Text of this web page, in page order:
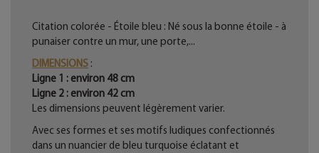
Citation colorée - Étoile bleu : Né sous la bonne étoile - à
punaiser contre un mur, une porte,...
DIMENSIONS :
Ligne 1 : environ 48 cm
Ligne 2 : environ 42 cm
Les dimensions peuvent légèrement varier.
Avec ses formes et ses motifs ludiques confectionnés
dans un nuancier de bleu turquoise éclatant et